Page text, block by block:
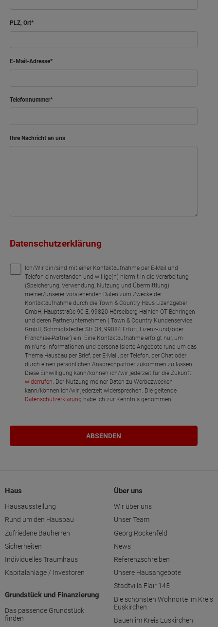
Flur
Netto-Raumfläche
PLZ, Ort
E-Mail-Adresse
Telefonnummer
Ihre Nachricht an uns
Datenschutzerklärung
Ich/Wir bin/sind mit einer Kontaktaufnahme per E-Mail und
Telefon einverstanden und willige(n) hiermit in die Verarbeitung
(Speicherung, Verwendung, Nutzung und Übermittlung)
meiner/unserer vorstehenden Daten zum Zwecke der
Kontaktaufnahme durch die Town & Country Haus Lizenzgeber
GmbH, Hauptstraße 90 E, 99820 Hörselberg-Hainich OT Behringen
und deren Partnerunternehmen ( Town & Country Kundenservice
GmbH, Schmidtstedter Str. 34, 99084 Erfurt, Lizenz- und/oder
Franchise-Partner) ein. Eine Kontaktaufnahme erfolgt nur, um
mir/uns Informationen und personalisierte Angebote rund um das
Thema Hausbau per Brief, per E-Mail, per Telefon, per Chat oder
durch einen persönlichen Ansprechpartner zukommen zu lassen.
Diese Einwilligung kann/können ich/wir jederzeit für die Zukunft
widerrufen. Der Nutzung meiner Daten zu Werbezwecken
kann/können ich/wir jederzeit widersprechen. Die geltende
Datenschutzerklärung habe ich zur Kenntnis genommen.
Haus
Hausausstellung
Rund um den Hausbau
Zufriedene Bauherren
Sicherheiten
Individuelles Traumhaus
Kapitalanlage / Investoren
Grundstück und Finanzierung
Das passende Grundstück
finden
Über uns
Wir über uns
Unser Team
Georg Rockenfeld
News
Referenzschreiben
Unsere Hausangebote
Stadtvilla Flair 145
Die schönsten Wohnorte im Kreis
Euskirchen
Bauen im Kreis Euskirchen